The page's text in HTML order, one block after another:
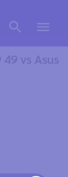
vs Asus